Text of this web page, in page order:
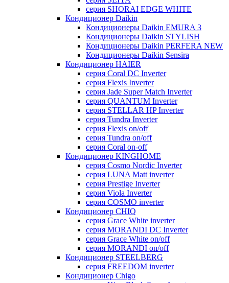
серия SHORAI EDGE WHITE
Кондиционер Daikin
Кондиционеры Daikin EMURA 3
Кондиционеры Daikin STYLISH
Кондиционеры Daikin PERFERA NEW
Кондиционеры Daikin Sensira
Кондиционер HAIER
серия Coral DC Inverter
серия Flexis Inverter
серия Jade Super Match Inverter
серия QUANTUM Inverter
серия STELLAR HP Inverter
серия Tundra Inverter
серия Flexis on/off
серия Tundra on/off
серия Coral on-off
Кондиционер KINGHOME
серия Cosmo Nordic Inverter
серия LUNA Matt inverter
серия Prestige Inverter
серия Viola Inverter
серия COSMO inverter
Кондиционер CHIQ
серия Grace White inverter
серия MORANDI DC Inverter
серия Grace White on/off
серия MORANDI on/off
Кондиционер STEELBERG
серия FREEDOM inverter
Кондиционер Chigo